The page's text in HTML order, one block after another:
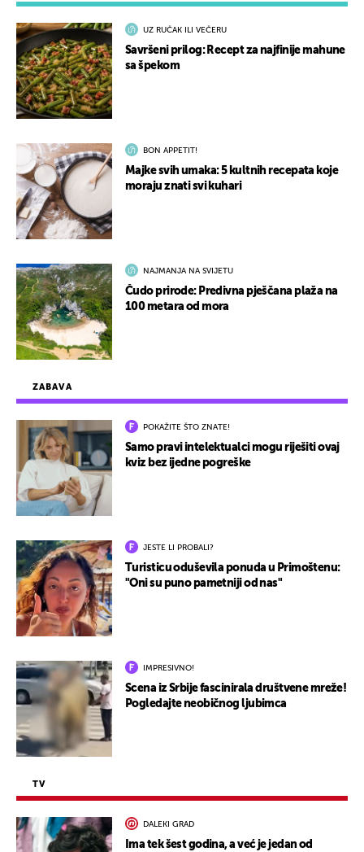
ZABAVA
POKAŽITE ŠTO ZNATE!
Samo pravi intelektualci mogu riješiti ovaj
kviz bez ijedne pogreške
JESTE LI PROBALI?
Turisticu oduševila ponuda u Primoštenu:
"Oni su puno pametniji od nas"
IMPRESIVNO!
Scena iz Srbije fascinirala društvene mreže!
Pogledajte neobičnog ljubimca
TV
DALEKI GRAD
Ima tek šest godina, a već je jedan od
UZ RUČAK ILI VEČERU
Savršeni prilog: Recept za najfinije mahune
sa špekom
BON APPETIT!
Majke svih umaka: 5 kultnih recepata koje
moraju znati svi kuhari
NAJMANJA NA SVIJETU
Čudo prirode: Predivna pješčana plaža na
100 metara od mora